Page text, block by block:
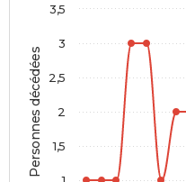
Personnes décédées 1,5
2
2,5
3
3,5